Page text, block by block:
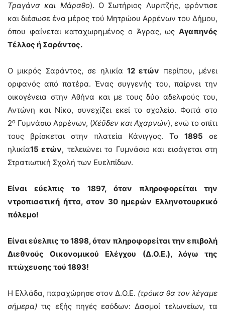
Τραγάνα και Μάραθο). Ο Σωτήριος Λυριτζής, φρόντισε
και διέσωσε ένα μέρος τού Μητρώου Αρρένων του Δήμου,
όπου φαίνεται καταχωρημένος ο Άγρας, ως Αγαπηνός
Τέλλος ή Σαράντος.
Ο μικρός Σαράντος, σε ηλικία 12 ετών περίπου, μένει
ορφανός από πατέρα. Ένας συγγενής του, παίρνει την
οικογένεια στην Αθήνα και με τους δύο αδελφούς του,
Αντώνη και Νίκο, συνεχίζει εκεί το σχολείο. Φοιτά στο
2ο Γυμνάσιο Αρρένων, (Χέϋδεν και Αχαρνών), ενώ το σπίτι
τους βρίσκεται στην πλατεία Κάνιγγος. Το 1895 σε
ηλικία15 ετών, τελειώνει το Γυμνάσιο και εισάγεται στη
Στρατιωτική Σχολή των Ευελπίδων.
Είναι εύελπις το 1897, όταν πληροφορείται την
ντροπιαστική ήττα, στον 30 ημερών Ελληνοτουρκικό
πόλεμο!
Είναι εύελπις το 1898, όταν πληροφορείται την επιβολή
Διεθνούς Οικονομικού Ελέγχου (Δ.Ο.Ε.), λόγω της
πτώχευσης τού 1893!
Η Ελλάδα, παραχώρησε στον Δ.Ο.Ε. (τρόικα θα τον λέγαμε
σήμερα) τις εξής πηγές εσόδων: Δασμοί τελωνείων, τα